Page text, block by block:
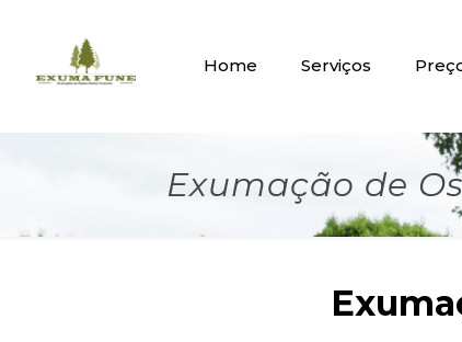
Home Serviços
Exumação de